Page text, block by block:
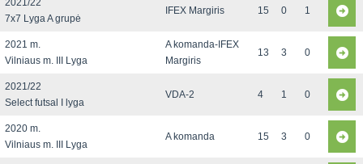
2021/22
7x7 Lyga A grupė
IFEX Margiris 15 0 1
2021 m.
Vilniaus m. III Lyga
A komanda-IFEX
Margiris
13 3 0
2021/22
Select futsal I lyga
VDA-2 4 1 0
2020 m.
Vilniaus m. III Lyga
A komanda 15 3 0